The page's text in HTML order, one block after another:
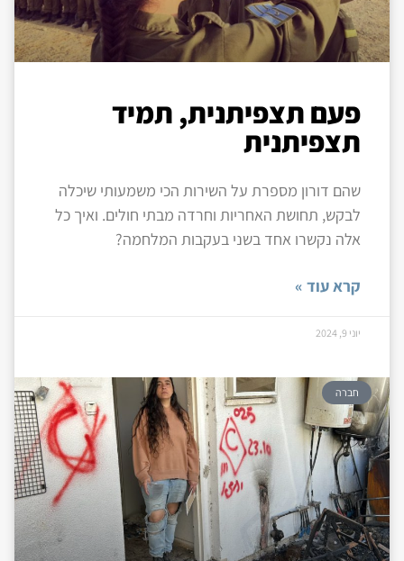
פעם תצפיתנית, תמיד
תצפיתנית
שהם דורון מספרת על השירות הכי משמעותי שיכלה
לבקש, תחושת האחריות וחרדה מבתי חולים. ואיך כל
אלה נקשרו אחד בשני בעקבות המלחמה?
קרא עוד »
יוני 9, 2024
חברה